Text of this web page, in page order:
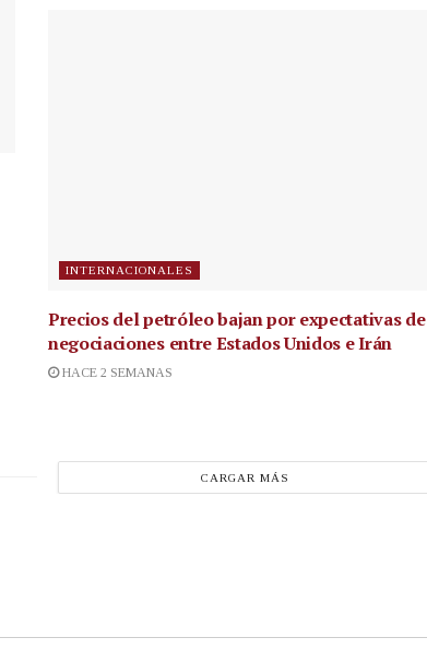
INTERNACIONALES
Precios del petróleo bajan por expectativas de
negociaciones entre Estados Unidos e Irán
HACE 2 SEMANAS
CARGAR MÁS